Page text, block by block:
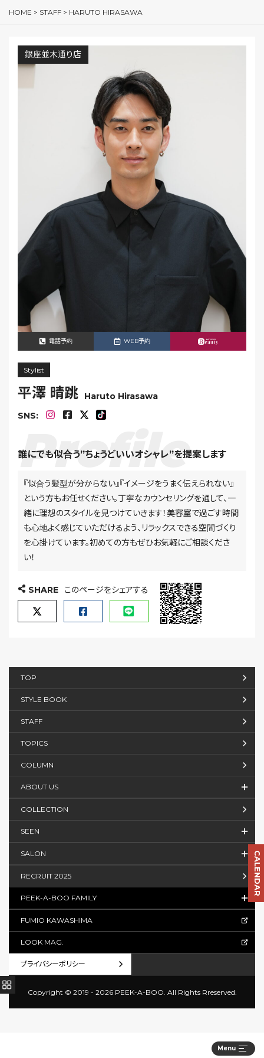
Menu
HOME > STAFF > HARUTO HIRASAWA
銀座並木通り店
電話予約 WEB予約
Stylist
平澤 晴跳
Haruto Hirasawa
SNS:
誰にでも似合う”ちょうどいいオシャレ”を提案します
『似合う髪型が分からない』『イメージをうまく伝えられない』
という方もお任せください。丁寧なカウンセリングを通して、一
緒に理想のスタイルを見つけていきます！美容室で過ごす時間
も心地よく感じていただけるよう、リラックスできる空間づくり
を心掛けています。初めての方もぜひお気軽にご相談くださ
い！
SHARE このページをシェアする
TOP
STYLE BOOK
STAFF
TOPICS
COLUMN
ABOUT US
COLLECTION
SEEN
SALON
RECRUIT 2025
PEEK-A-BOO FAMILY
FUMIO KAWASHIMA
LOOK MAG.
プライバシーポリシー
Copyright © 2019 - 2026 PEEK-A-BOO. All Rights Rreserved.
CALENDAR